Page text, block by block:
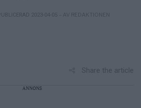
PUBLICERAD 2023-04-05 – AV REDAKTIONEN
Share the article
ANNONS